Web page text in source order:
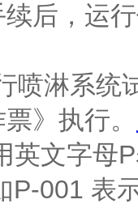
，运行
喷淋系统
》执行。
英文字母
P-001 表